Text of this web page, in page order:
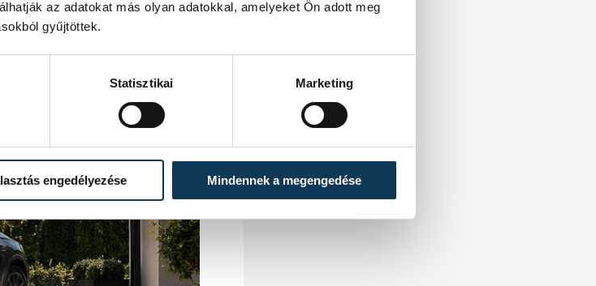
az adatokat más olyan adatokkal, amelyeket Ön adott meg
gyűjtöttek.
Statisztikai Marketing
engedélyezése Mindennek a megengedése